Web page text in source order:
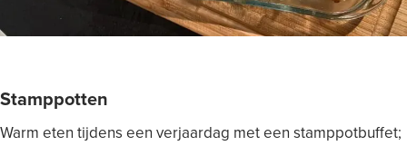
Stamppotten
Warm eten tijdens een verjaardag met een stamppotbuffet;